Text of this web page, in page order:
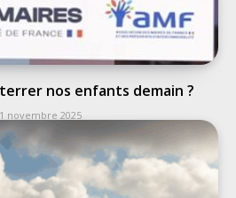
nos enfants demain ?
novembre 2025